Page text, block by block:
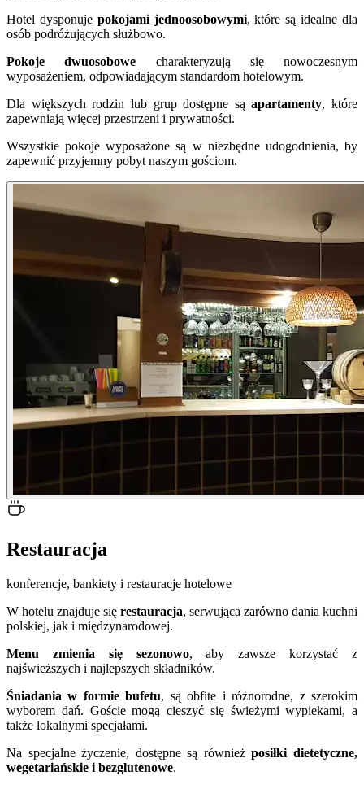
Hotel dysponuje pokojami jednoosobowymi, które są idealne dla
osób podróżujących służbowo.
Pokoje dwuosobowe charakteryzują się nowoczesnym
wyposażeniem, odpowiadającym standardom hotelowym.
Dla większych rodzin lub grup dostępne sąapartamenty, które
zapewniają więcej przestrzeni i prywatności.
Wszystkie pokoje wyposażone są w niezbędne udogodnienia, by
zapewnić przyjemny pobyt naszym gościom.
Restauracja
konferencje, bankiety i restauracje hotelowe
W hotelu znajduje się restauracja, serwująca zarówno dania kuchni
polskiej, jak i międzynarodowej.
Menu zmienia się sezonowo, aby zawsze korzystać z
najświeższych i najlepszych składników.
Śniadania w formie bufetu, są obfite i różnorodne, z szerokim
wyborem dań. Goście mogą cieszyć się świeżymi wypiekami, a
także lokalnymi specjałami.
Na specjalne życzenie, dostępne są równieżposiłki dietetyczne,
wegetariańskie i bezglutenowe.